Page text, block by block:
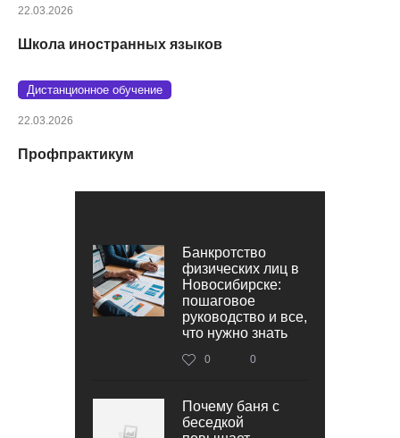
22.03.2026
Школа иностранных языков
Дистанционное обучение
22.03.2026
Профпрактикум
Банкротство
физических лиц в
Новосибирске:
пошаговое
руководство и все,
что нужно знать
0 0
Почему баня с
беседкой